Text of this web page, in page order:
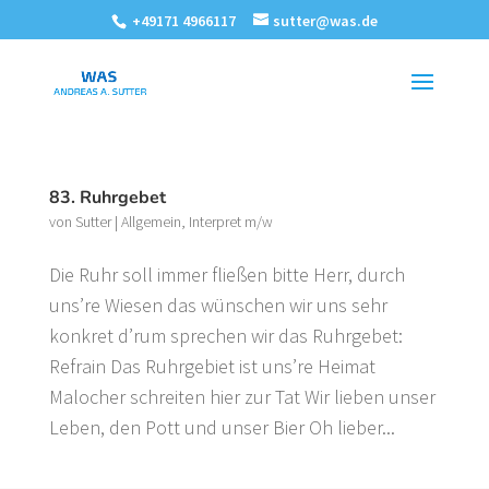
+49171 4966117 sutter@was.de
83. Ruhrgebet
von Sutter| Allgemein, Interpret m/w
Die Ruhr soll immer fließen bitte Herr, durch
uns’re Wiesen das wünschen wir uns sehr
konkret d’rum sprechen wir das Ruhrgebet:
Refrain Das Ruhrgebiet ist uns’re Heimat
Malocher schreiten hier zur Tat Wir lieben unser
Leben, den Pott und unser Bier Oh lieber...